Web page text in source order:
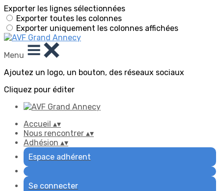
Exporter les lignes sélectionnées
Exporter toutes les colonnes
Exporter uniquement les colonnes affichées
Menu
Ajoutez un logo, un bouton, des réseaux sociaux
Cliquez pour éditer
Accueil ▴▾
Nous rencontrer ▴▾
Adhésion ▴▾
Espace adhérent
Se connecter